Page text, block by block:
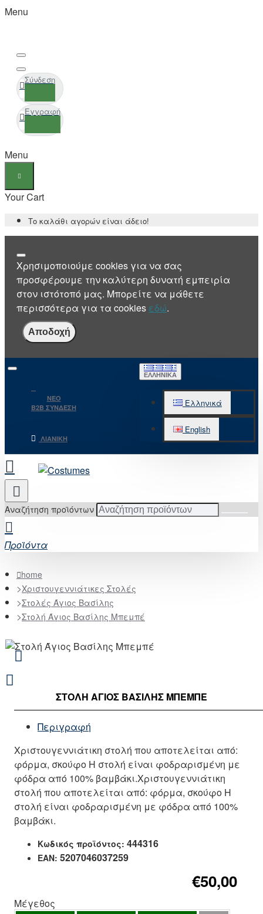
Menu
Σύνδεση
Εγγραφή
Menu
Your Cart
Το καλάθι αγορών είναι άδειο!
Χρησιμοποιούμε cookies για να σας
προσφέρουμε την καλύτερη δυνατή εμπειρία
στον ιστότοπό μας. Μπορείτε να μάθετε
περισσότερα για τα cookies εδώ.
Αποδοχή
NEO
B2B ΣΥΝΔΕΣΗ
ΛΙΑΝΙΚΉ
ΕΛΛΗΝΙΚΆ
Ελληνικά
English
Αναζήτηση προϊόντων
Προϊόντα
home
Χριστουγεννιάτικες Στολές
Στολές Άγιος Βασίλης
Στολή Άγιος Βασίλης Μπεμπέ
ΣΤΟΛΉ ΆΓΙΟΣ ΒΑΣΊΛΗΣ ΜΠΕΜΠΈ
Περιγραφή
Χριστουγεννιάτικη στολή που αποτελείται από:
φόρμα, σκούφο Η στολή είναι φοδραρισμένη με
φόδρα από 100% βαμβάκι.Χριστουγεννιάτικη
στολή που αποτελείται από: φόρμα, σκούφο Η
στολή είναι φοδραρισμένη με φόδρα από 100%
βαμβάκι.
Κωδικός προϊόντος: 444316
EAN: 5207046037259
€50,00
Μέγεθος